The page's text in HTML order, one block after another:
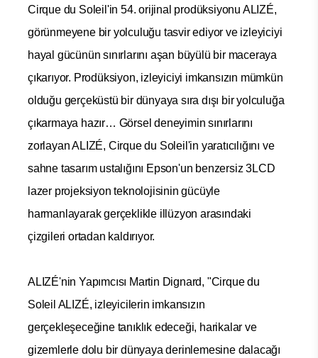
Cirque du Soleil'in 54. orijinal prodüksiyonu ALIZÉ,
görünmeyene bir yolculuğu tasvir ediyor ve izleyiciyi
hayal gücünün sınırlarını aşan büyülü bir maceraya
çıkarıyor. Prodüksiyon, izleyiciyi imkansızın mümkün
olduğu gerçeküstü bir dünyaya sıra dışı bir yolculuğa
çıkarmaya hazır… Görsel deneyimin sınırlarını
zorlayan ALIZÉ, Cirque du Soleil'in yaratıcılığını ve
sahne tasarım ustalığını Epson'un benzersiz 3LCD
lazer projeksiyon teknolojisinin gücüyle
harmanlayarak gerçeklikle illüzyon arasındaki
çizgileri ortadan kaldırıyor.
ALIZÉ'nin Yapımcısı Martin Dignard, "Cirque du
Soleil ALIZÉ, izleyicilerin imkansızın
gerçekleşeceğine tanıklık edeceği, harikalar ve
gizemlerle dolu bir dünyaya derinlemesine dalacağı